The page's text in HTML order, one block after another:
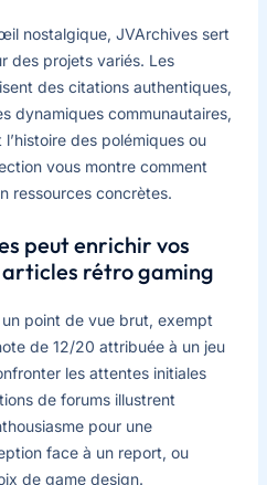
nostalgique, JVArchives sert
des projets variés. Les
des citations authentiques,
dynamiques communautaires,
des polémiques ou
vous montre comment
ressources concrètes.
peut enrichir vos
rétro gaming
point de vue brut, exempt
de 12/20 attribuée à un jeu
les attentes initiales
de forums illustrent
pour une
face à un report, ou
de game design.